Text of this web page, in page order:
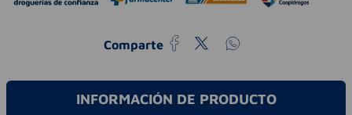
Comparte
INFORMACIÓN DE PRODUCTO